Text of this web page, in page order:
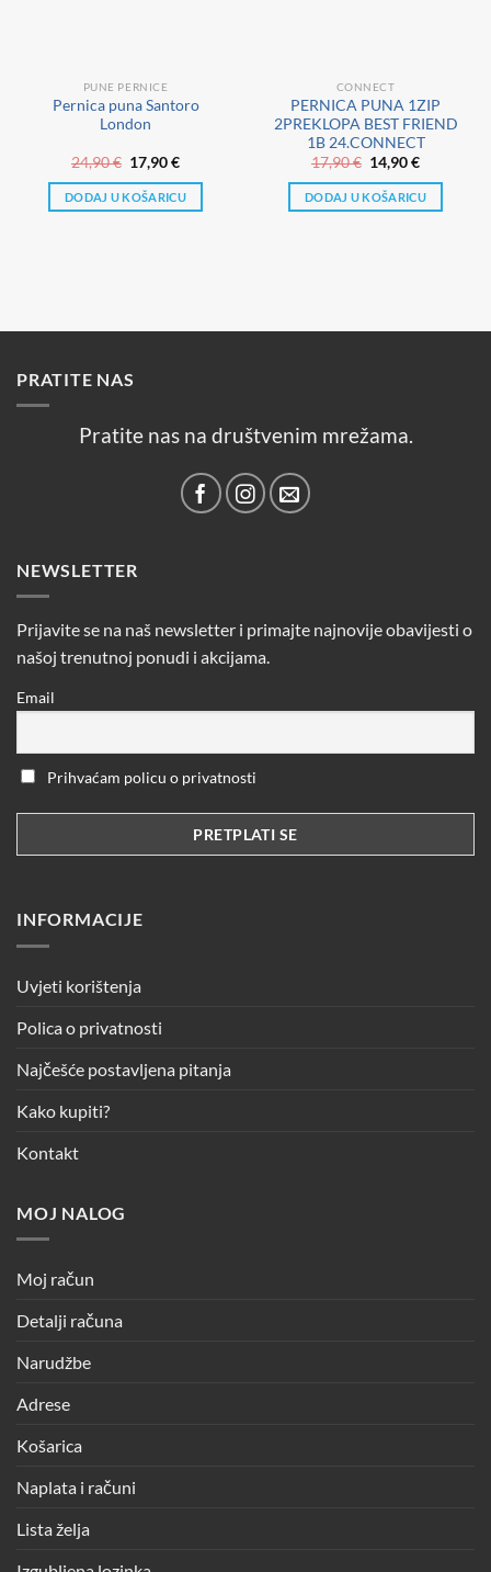
PUNE PERNICE
Pernica puna Santoro
London
24,90€ Izvorna
cijena
bila
je:
17,90€Trenutna
je:
17,90 €.
DODAJ U KOŠARICU
CONNECT
PERNICA PUNA 1ZIP
2PREKLOPA BEST FRIEND
1B 24.CONNECT
17,90€ Izvorna
cijena
bila
je:
14,90€Trenutna
je:
14,90 €.
DODAJ U KOŠARICU
PRATITE NAS
Pratite nas na društvenim mrežama.
NEWSLETTER
Prijavite se na naš newsletter i primajte najnovije obavijesti o
našoj trenutnoj ponudi i akcijama.
Email
Prihvaćam policu o privatnosti
INFORMACIJE
Uvjeti korištenja
Polica o privatnosti
Najčešće postavljena pitanja
Kako kupiti?
Kontakt
MOJ NALOG
Moj račun
Detalji računa
Narudžbe
Adrese
Košarica
Naplata i računi
Lista želja